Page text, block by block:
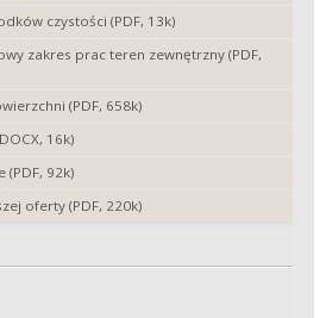
czystości (PDF, 13k)
zakres prac teren zewnętrzny (PDF,
(PDF, 658k)
16k)
92k)
oferty (PDF, 220k)